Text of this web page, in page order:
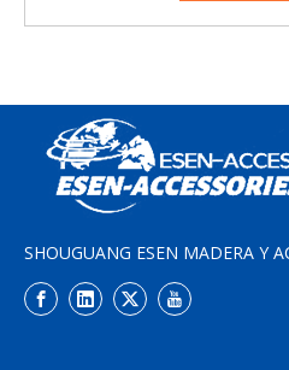
SHOUGUANG ESEN MADERA Y